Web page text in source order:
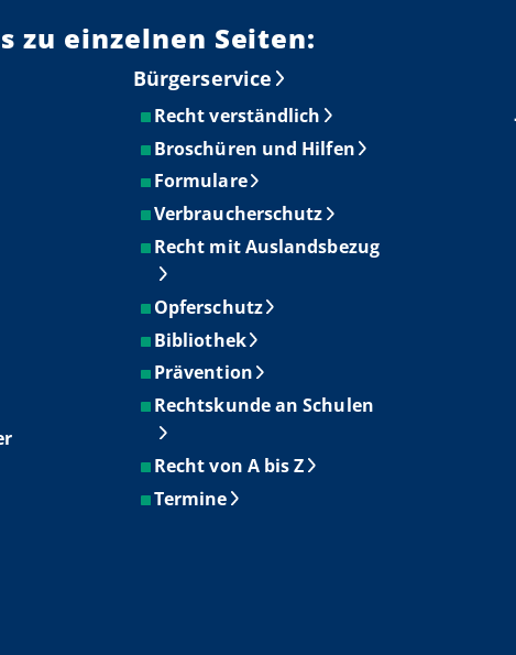
zu einzelnen Seiten:
Bürgerservice
Recht verständlich
Broschüren und Hilfen
Formulare
Verbraucherschutz
Recht mit Auslandsbezug
Opferschutz
Bibliothek
Prävention
Rechtskunde an Schulen
Recht von A bis Z
Termine